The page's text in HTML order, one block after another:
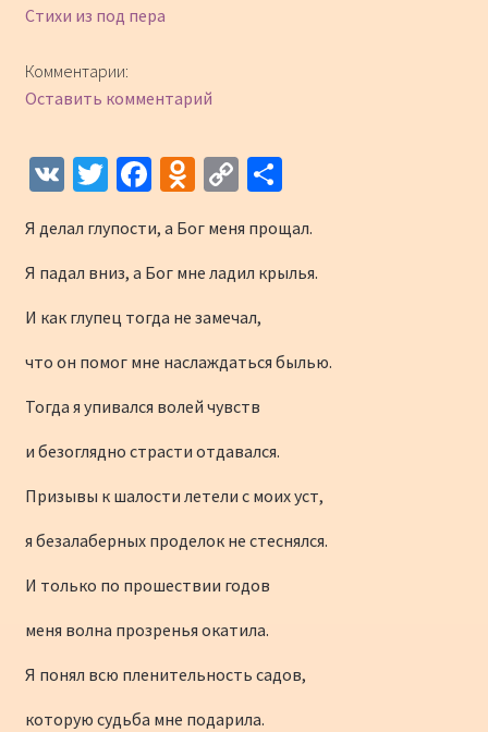
Стихи из под пера
Комментарии:
Оставить комментарий
V T
tt
er
Fa
b
o
o
k
O
n
o
kl
as
sn
iki
C
p
y
Li
n
О
п
р
в
Я делал глупости, а Бог меня прощал.
Я падал вниз, а Бог мне ладил крылья.
И как глупец тогда не замечал,
что он помог мне наслаждаться былью.
Тогда я упивался волей чувств
и безоглядно страсти отдавался.
Призывы к шалости летели с моих уст,
я безалаберных проделок не стеснялся.
И только по прошествии годов
меня волна прозренья окатила.
Я понял всю пленительность садов,
которую судьба мне подарила.